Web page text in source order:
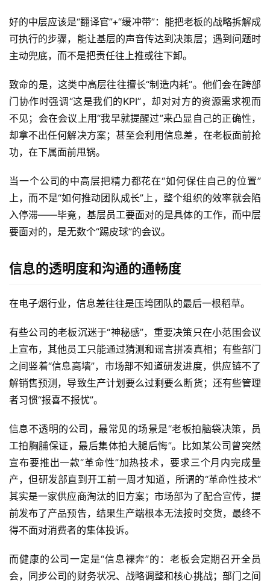
好的中层应该是“翻译官”+“缓冲带”：能把老板的战略拆解成
可执行的步骤，能让基层的声音传达到决策层；遇到问题时
主动兜底，而不是把责任往上推或往下卸。
致命的是，这类中高层往往擅长“制造内耗”。他们会在跨部
门协作时强调“这是我们的KPI”，却对对方的资源需求视而
不见；会在会议上用“我早就提醒过”来凸显自己的正确性，
却拿不出任何解决方案；甚至会利用信息差，在老板面前抢
功，在下属面前甩锅。
当一个公司的中高层把精力都花在“如何保住自己的位置”
上，而不是“如何推动团队成长”上，整个组织的效率就会陷
入停滞——毕竟，基层员工要面对的是具体的工作，而中层
要面对的，是无数个“踢皮球”的会议。
信息的透明度和沟通的通畅度
在电子烟行业，信息差往往是压垮团队的最后一根稻草。
有些公司的老板沉迷于“神秘感”，重要决策只在小范围会议
上宣布，其他员工只能通过猜测和谣言拼凑真相；有些部门
之间竖着“信息高墙”，市场部不知道研发进度，供应链不了
解销售预测，导致生产计划要么过剩要么断货；还有些管理
者习惯“报喜不报忧”。
信息不透明的公司，最常见的场景是“老板拍脑袋决策，员
工拍胸脯保证，最后集体拍大腿后悔”。比如某公司曾突然
宣布要推出一款“革命性”加热技术，要求三个月内完成量
产，但研发部直到开工前一周才知道，所谓的“革命性技术”
其实是一家供应商淘汰的旧方案；市场部为了配合宣传，提
前发布了产品预告，结果生产端根本无法按时交货，最终不
得不面对消费者的集体投诉。
而健康的公司一定是“信息裸奔”的：老板会定期召开全员
会，同步公司的财务状况、战略调整和核心挑战；部门之间